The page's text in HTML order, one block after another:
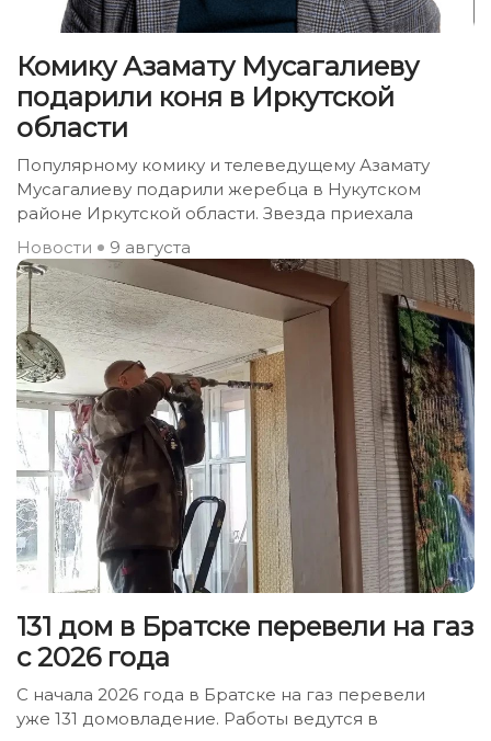
Комику Азамату Мусагалиеву
подарили коня в Иркутской
области
Популярному комику и телеведущему Азамату
Мусагалиеву подарили жеребца в Нукутском
районе Иркутской области. Звезда приехала
Новости
9 августа
131 дом в Братске перевели на газ
с 2026 года
С начала 2026 года в Братске на газ перевели
уже 131 домовладение. Работы ведутся в